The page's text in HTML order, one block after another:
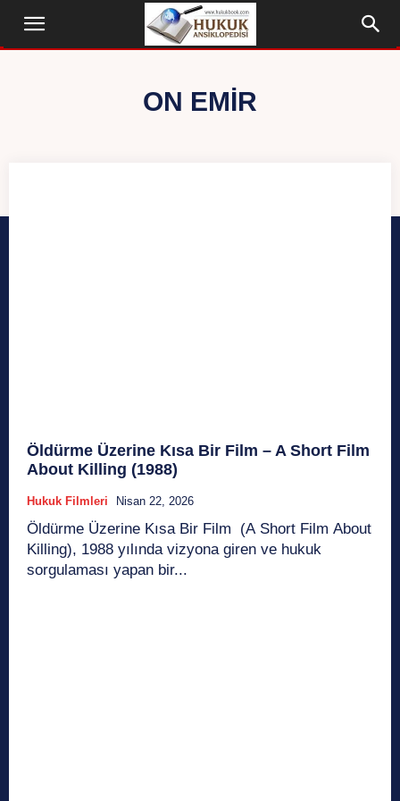
ON EMIR
Öldürme Üzerine Kısa Bir Film – A Short Film
About Killing (1988)
Hukuk Filmleri Nisan 22, 2026
Öldürme Üzerine Kısa Bir Film (A Short Film About
Killing), 1988 yılında vizyona giren ve hukuk
sorgulaması yapan bir...